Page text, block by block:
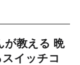
が教える 晩
イッチコ